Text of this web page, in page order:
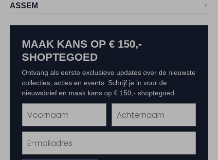
ASSEM
MAAK KANS OP € 150,-
SHOPTEGOED
Ontvang als eerste exclusieve updates over de nieuwste
collecties, acties en events. Schrijf je in voor de
nieuwsbrief en maak kans op € 150,- shoptegoed.